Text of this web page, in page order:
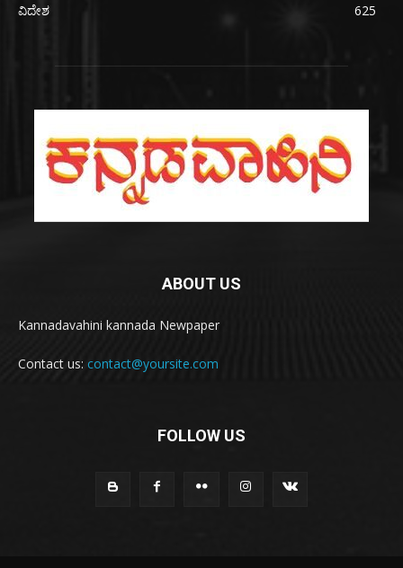
ವಿದೇಶ
625
ABOUT US
Kannadavahini kannada Newpaper
Contact us: contact@yoursite.com
FOLLOW US